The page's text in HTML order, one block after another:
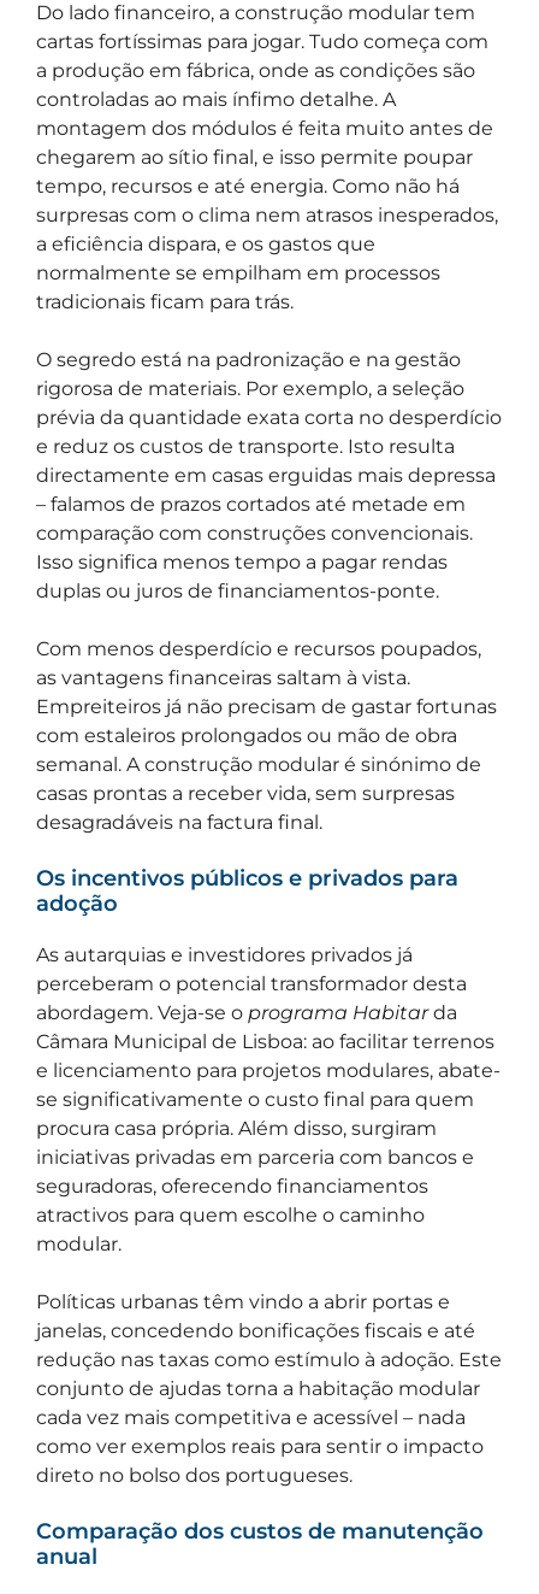
Do lado financeiro, a construção modular tem
cartas fortíssimas para jogar. Tudo começa com
a produção em fábrica, onde as condições são
controladas ao mais ínfimo detalhe. A
montagem dos módulos é feita muito antes de
chegarem ao sítio final, e isso permite poupar
tempo, recursos e até energia. Como não há
surpresas com o clima nem atrasos inesperados,
a eficiência dispara, e os gastos que
normalmente se empilham em processos
tradicionais ficam para trás.
O segredo está na padronização e na gestão
rigorosa de materiais. Por exemplo, a seleção
prévia da quantidade exata corta no desperdício
e reduz os custos de transporte. Isto resulta
directamente em casas erguidas mais depressa
– falamos de prazos cortados até metade em
comparação com construções convencionais.
Isso significa menos tempo a pagar rendas
duplas ou juros de financiamentos-ponte.
Com menos desperdício e recursos poupados,
as vantagens financeiras saltam à vista.
Empreiteiros já não precisam de gastar fortunas
com estaleiros prolongados ou mão de obra
semanal. A construção modular é sinónimo de
casas prontas a receber vida, sem surpresas
desagradáveis na factura final.
Os incentivos públicos e privados para
adoção
As autarquias e investidores privados já
perceberam o potencial transformador desta
abordagem. Veja-se o programa Habitarda
Câmara Municipal de Lisboa: ao facilitar terrenos
e licenciamento para projetos modulares, abate-
se significativamente o custo final para quem
procura casa própria. Além disso, surgiram
iniciativas privadas em parceria com bancos e
seguradoras, oferecendo financiamentos
atractivos para quem escolhe o caminho
modular.
Políticas urbanas têm vindo a abrir portas e
janelas, concedendo bonificações fiscais e até
redução nas taxas como estímulo à adoção. Este
conjunto de ajudas torna a habitação modular
cada vez mais competitiva e acessível – nada
como ver exemplos reais para sentir o impacto
direto no bolso dos portugueses.
Comparação dos custos de manutenção
anual